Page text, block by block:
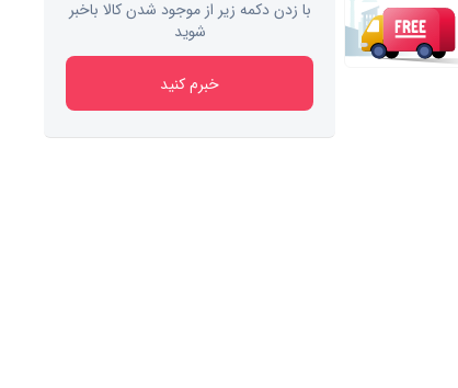
با زدن دکمه زیر از موجود شدن کالا باخبر
شوید
خبرم کنید